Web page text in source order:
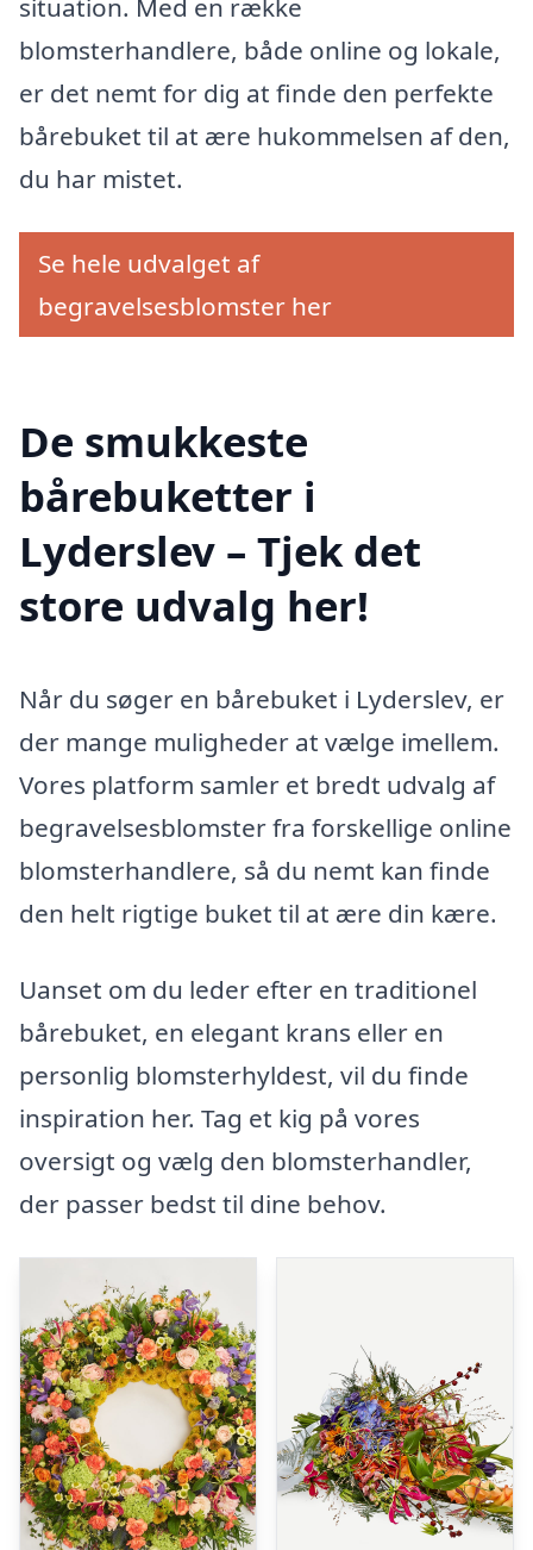
blomsterhandlere, både online og lokale,
er det nemt for dig at finde den perfekte
bårebuket til at ære hukommelsen af den,
du har mistet.
Se hele udvalget af
begravelsesblomster her
De smukkeste
bårebuketter i
Lyderslev – Tjek det
store udvalg her!
Når du søger en bårebuket i Lyderslev, er
der mange muligheder at vælge imellem.
Vores platform samler et bredt udvalg af
begravelsesblomster fra forskellige online
blomsterhandlere, så du nemt kan finde
den helt rigtige buket til at ære din kære.
Uanset om du leder efter en traditionel
bårebuket, en elegant krans eller en
personlig blomsterhyldest, vil du finde
inspiration her. Tag et kig på vores
oversigt og vælg den blomsterhandler,
der passer bedst til dine behov.